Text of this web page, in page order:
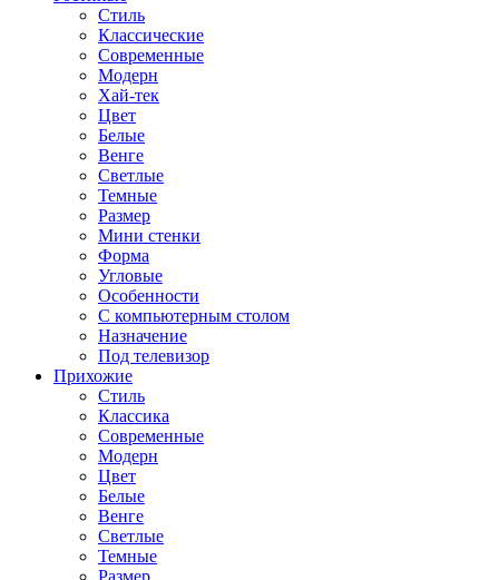
Стиль
Классические
Современные
Модерн
Хай-тек
Цвет
Белые
Венге
Светлые
Темные
Размер
Мини стенки
Форма
Угловые
Особенности
С компьютерным столом
Назначение
Под телевизор
Прихожие
Стиль
Классика
Современные
Модерн
Цвет
Белые
Венге
Светлые
Темные
Размер